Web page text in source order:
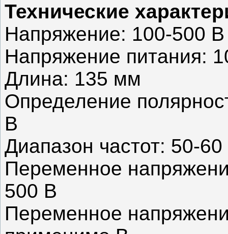
Технические
Напряжение: 100-500 В
Напряжение питания:
Длина: 135 мм
Определение
В
Диапазон частот: 50-60
Переменное
500 В
Переменное